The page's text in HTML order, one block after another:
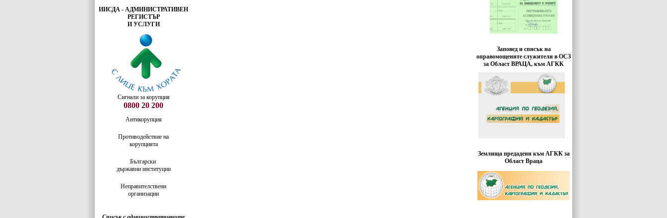
ИИСДА - АДМИНИСТРАТИВЕН
РЕГИСТЪР
И УСЛУГИ
Сигнали за корупция
0800 20 200
Антикорупция
Противодействие на
корупцията
Български
държавни институции
Неправителствени
организации
Заповед и списък на
оправомощените служители в ОСЗ
за Област ВРАЦА, към АГКК
Землища предадени към АГКК за
Област Враца